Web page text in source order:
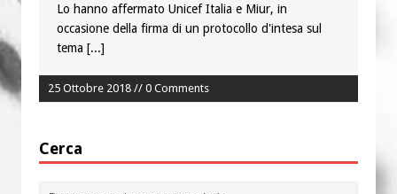
Lo hanno affermato Unicef Italia e Miur, in
occasione della firma di un protocollo d'intesa sul
tema [...]
25 Ottobre 2018 // 0 Comments
Cerca